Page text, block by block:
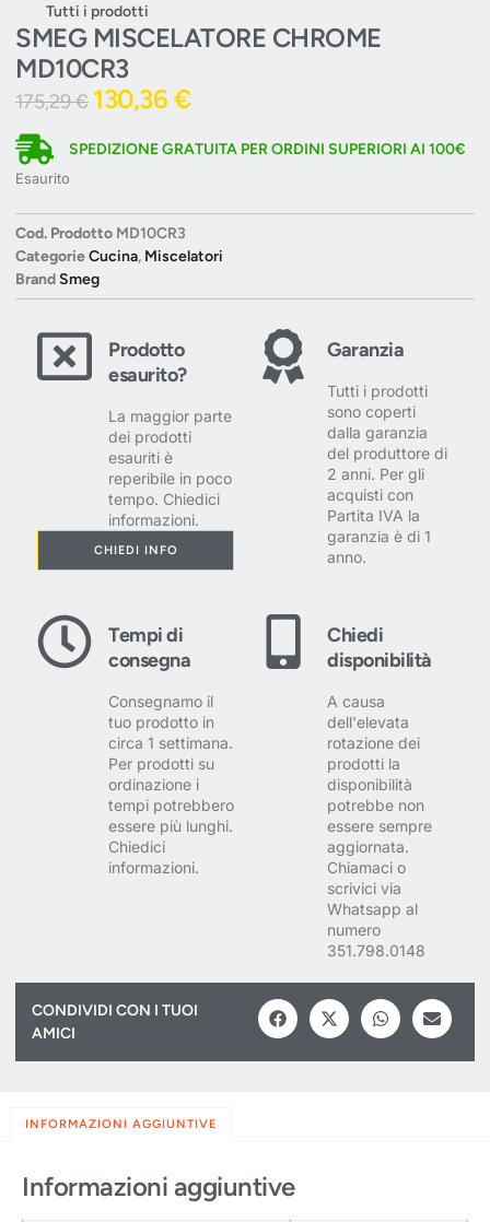
Tutti i prodotti
SMEG MISCELATORE CHROME
MD10CR3
175,29€ 130,36 €
SPEDIZIONE GRATUITA PER ORDINI SUPERIORI AI 100€
Esaurito
Cod. Prodotto MD10CR3
CategorieCucina, Miscelatori
BrandSmeg
Prodotto
esaurito?
La maggior parte
dei prodotti
esauriti è
reperibile in poco
tempo. Chiedici
informazioni.
CHIEDI INFO
Garanzia
Tutti i prodotti
sono coperti
dalla garanzia
del produttore di
2 anni. Per gli
acquisti con
Partita IVA la
garanzia è di 1
anno.
Tempi di
consegna
Consegnamo il
tuo prodotto in
circa 1 settimana.
Per prodotti su
ordinazione i
tempi potrebbero
essere più lunghi.
Chiedici
informazioni.
Chiedi
disponibilità
A causa
dell'elevata
rotazione dei
prodotti la
disponibilità
potrebbe non
essere sempre
aggiornata.
Chiamaci o
scrivici via
Whatsapp al
numero
351.798.0148
CONDIVIDI CON I TUOI
AMICI
INFORMAZIONI AGGIUNTIVE
Informazioni aggiuntive